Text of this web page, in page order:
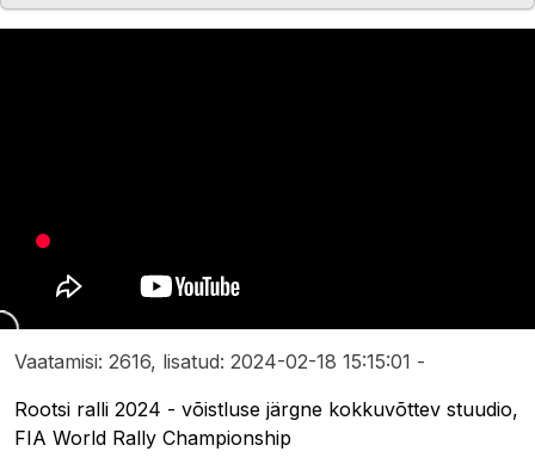
Vaatamisi: 2616, lisatud: 2024-02-18 15:15:01 -
Rootsi ralli 2024 - võistluse järgne kokkuvõttev stuudio,
FIA World Rally Championship